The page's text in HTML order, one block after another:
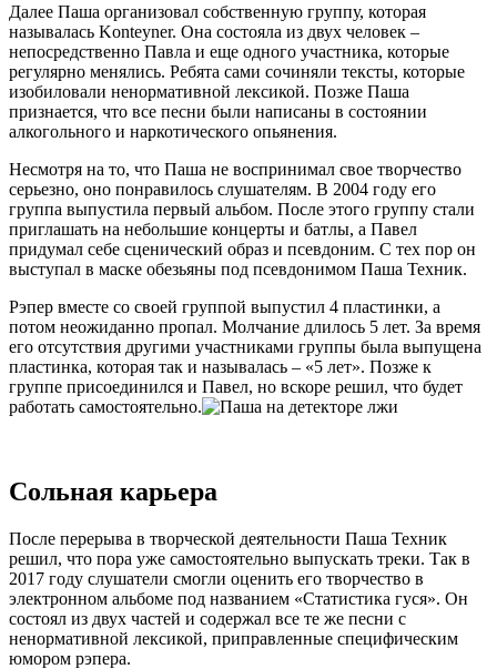
Далее Паша организовал собственную группу, которая
называлась Konteyner. Она состояла из двух человек –
непосредственно Павла и еще одного участника, которые
регулярно менялись. Ребята сами сочиняли тексты, которые
изобиловали ненормативной лексикой. Позже Паша
признается, что все песни были написаны в состоянии
алкогольного и наркотического опьянения.
Несмотря на то, что Паша не воспринимал свое творчество
серьезно, оно понравилось слушателям. В 2004 году его
группа выпустила первый альбом. После этого группу стали
приглашать на небольшие концерты и батлы, а Павел
придумал себе сценический образ и псевдоним. С тех пор он
выступал в маске обезьяны под псевдонимом Паша Техник.
Рэпер вместе со своей группой выпустил 4 пластинки, а
потом неожиданно пропал. Молчание длилось 5 лет. За время
его отсутствия другими участниками группы была выпущена
пластинка, которая так и называлась – «5 лет». Позже к
группе присоединился и Павел, но вскоре решил, что будет
работать самостоятельно.
Сольная карьера
После перерыва в творческой деятельности Паша Техник
решил, что пора уже самостоятельно выпускать треки. Так в
2017 году слушатели смогли оценить его творчество в
электронном альбоме под названием «Статистика гуся». Он
состоял из двух частей и содержал все те же песни с
ненормативной лексикой, приправленные специфическим
юмором рэпера.